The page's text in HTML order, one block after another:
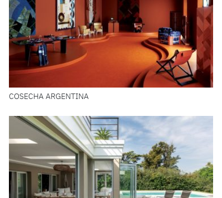
COSECHA ARGENTINA